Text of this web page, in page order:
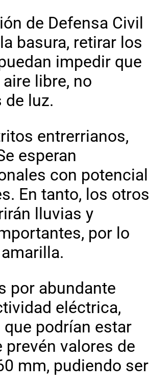
de Defensa Civil
basura, retirar los
impedir que
libre, no
de luz.
entrerrianos,
esperan
con potencial
En tanto, los otros
lluvias y
por lo
por abundante
eléctrica,
podrían estar
prevén valores de
mm, pudiendo ser